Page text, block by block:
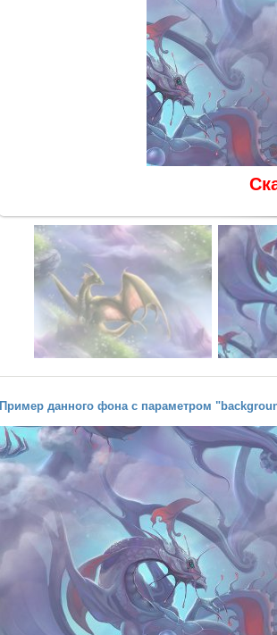
Пример данного фона с параметром